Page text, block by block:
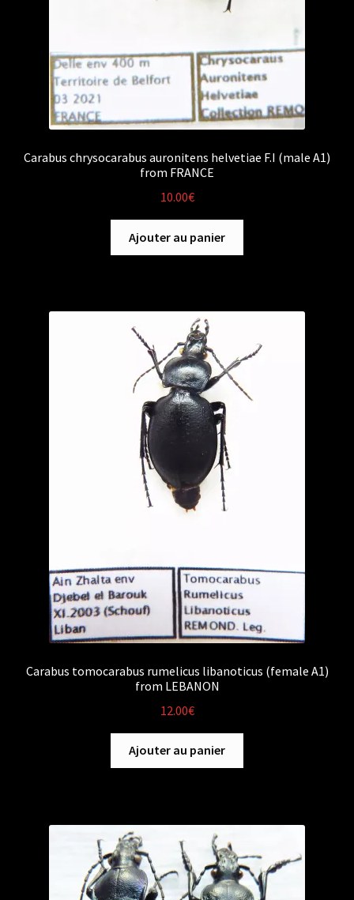
Carabus chrysocarabus auronitens helvetiae F.I (male A1)
from FRANCE
10.00€
Ajouter au panier
Carabus tomocarabus rumelicus libanoticus (female A1)
from LEBANON
12.00€
Ajouter au panier